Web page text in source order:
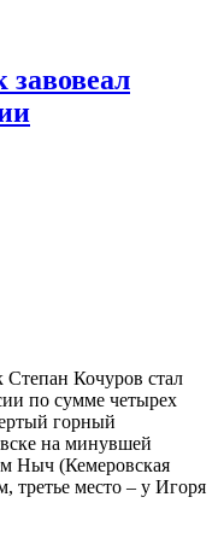
Кочуров стал
по сумме четырех
горный
на минувшей
Ныч (Кемеровская
третье место – у Игоря